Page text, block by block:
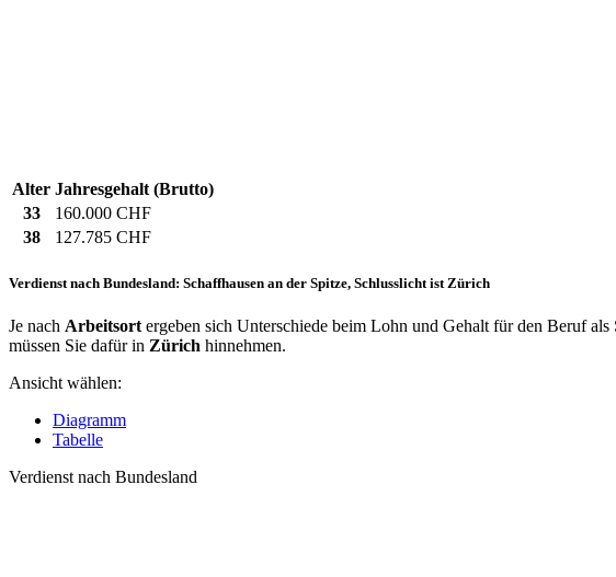
Alter Jahresgehalt (Brutto)
33
160.000 CHF
38
127.785 CHF
Verdienst nach Bundesland: Schaffhausen an der Spitze, Schlusslicht ist Zürich
Je nach Arbeitsort ergeben sich Unterschiede beim Lohn und Gehalt für den Beruf
müssen Sie dafür in Zürich hinnehmen.
Ansicht wählen:
Diagramm
Tabelle
Verdienst nach Bundesland